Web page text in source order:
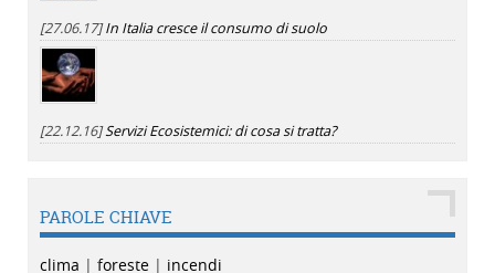
[27.06.17]In Italia cresce il consumo di suolo
[22.12.16]Servizi Ecosistemici: di cosa si tratta?
PAROLE CHIAVE
clima | foreste | incendi